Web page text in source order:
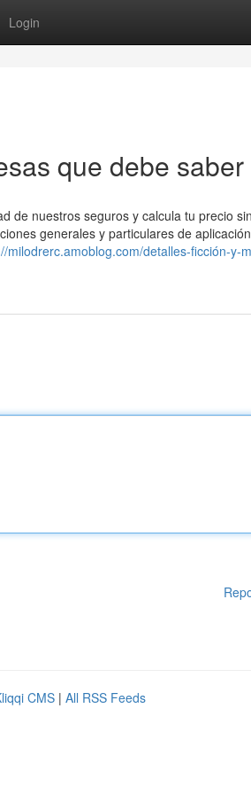
Login
que debe saber
de nuestros seguros y calcula tu precio sin
generales y particulares de
milodrerc.amoblog.com/detalles-ficción-y-
CMS | All RSS Feeds